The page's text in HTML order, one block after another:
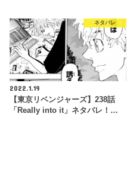
ネタバレ
2022.1.19
【東京リベンジャーズ】238話
「Really into it」ネタバレ！…